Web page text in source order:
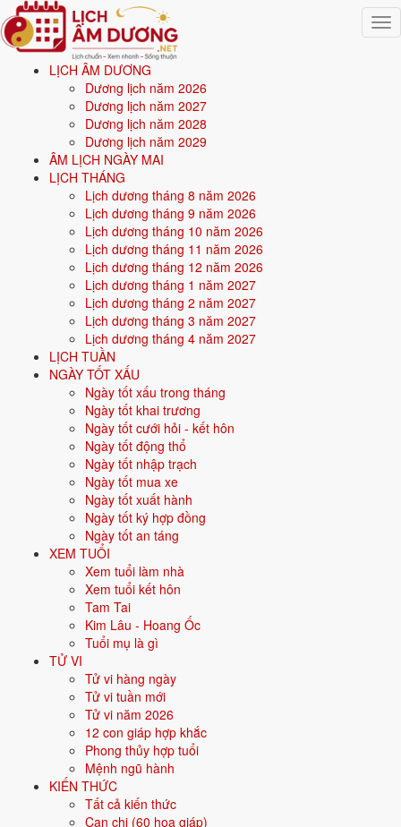
LỊCH ÂM DƯƠNG
Dương lịch năm 2026
Dương lịch năm 2027
Dương lịch năm 2028
Dương lịch năm 2029
ÂM LỊCH NGÀY MAI
LỊCH THÁNG
Lịch dương tháng 8 năm 2026
Lịch dương tháng 9 năm 2026
Lịch dương tháng 10 năm 2026
Lịch dương tháng 11 năm 2026
Lịch dương tháng 12 năm 2026
Lịch dương tháng 1 năm 2027
Lịch dương tháng 2 năm 2027
Lịch dương tháng 3 năm 2027
Lịch dương tháng 4 năm 2027
LỊCH TUẦN
NGÀY TỐT XẤU
Ngày tốt xấu trong tháng
Ngày tốt khai trương
Ngày tốt cưới hỏi - kết hôn
Ngày tốt động thổ
Ngày tốt nhập trạch
Ngày tốt mua xe
Ngày tốt xuất hành
Ngày tốt ký hợp đồng
Ngày tốt an táng
XEM TUỔI
Xem tuổi làm nhà
Xem tuổi kết hôn
Tam Tai
Kim Lâu - Hoang Ốc
Tuổi mụ là gì
TỬ VI
Tử vi hàng ngày
Tử vi tuần mới
Tử vi năm 2026
12 con giáp hợp khắc
Phong thủy hợp tuổi
Mệnh ngũ hành
KIẾN THỨC
Tất cả kiến thức
Can chi (60 hoa giáp)
Trang chủ
Mệnh ngũ hành
Sinh năm 1973
Sinh năm1973mệnh gì? Quý Sửu Tang Đố Mộc -
mệnh Mộc
Người sinh năm1973là tuổiQuý Sửu(con Trâu), nạp âm
Gỗ cây dâu, mệnhMộc. Năm2026 54 tuổi mụ
Sinh năm 1973(Quý Sửu, con Trâu) thuộc mệnh
Đố Mộc.
Màu hợp:Xanh lá, Xanh lục.
Vận khí khi sinh:Vận 6 Lục Bạch Kim (1964-1983) - Quyền lực, công
2026: 54 tuổi mụ, năm Bính Ngọ - Hại Thái Tuế.
Sinh năm 1973 là tuổi gì, mệnh gì?
Người sinh năm1973là tuổiQuý Sửu
Mộc. Màu hợp gồm Xanh lá, Xanh lục; hướng hợp là
Đông, Đông Nam. Bảng dưới đây tóm tắt 10 chỉ số cốt lõi:
Năm sinh dương
1973
Quý Sửu
Sửu - Con Trâu
Tang Đố Mộc
Mệnh ngũ hành 🌿Mộc
Màu hợp Xanh lá